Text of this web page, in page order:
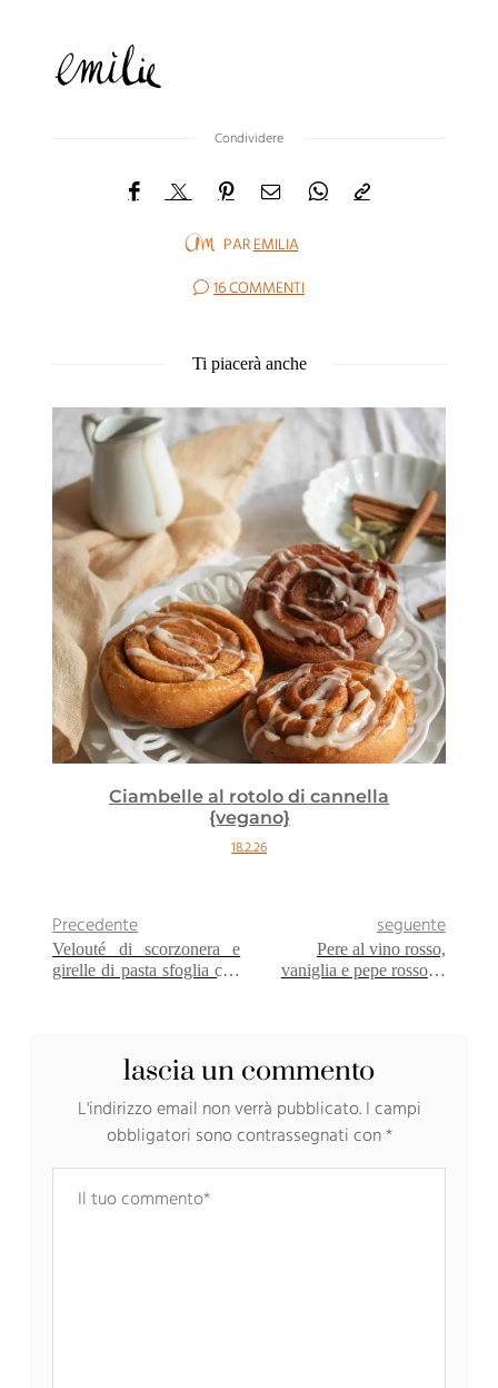
Condividere
PAREMILIA
16 COMMENTI
Ti piacerà anche
Ciambelle al rotolo di cannella
{vegano}
18.2.26
Precedente
Velouté di scorzonera e
girelle di pasta sfoglia con
seguente
Pere al vino rosso,
vaniglia e pepe rosso di
lascia un commento
L'indirizzo email non verrà pubblicato. I campi
obbligatori sono contrassegnati con*